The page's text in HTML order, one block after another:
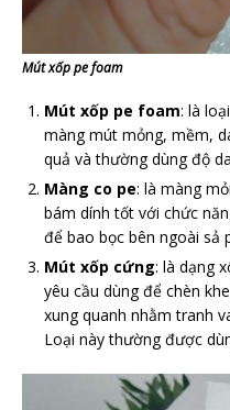
Mút xốp pe foam
Mút xốp pe foam: là
màng mút mỏng, mềm,
quả và thường dùng độ
Màng co pe: là màng
bám dính tốt với chức
để bao bọc bên ngoài sả
Mút xốp cứng: là dạng
yêu cầu dùng để chèn
xung quanh nhằm tranh
Loại này thường được